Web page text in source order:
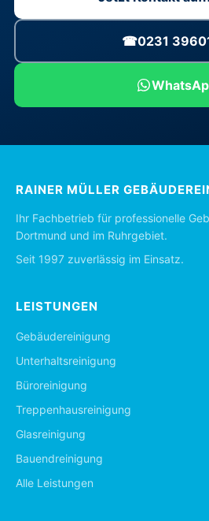
☎0231
RAINER MÜLLER
Ihr Fachbetrieb für professionelle
Dortmund und im Ruhrgebiet.
Seit 1997 zuverlässig im Einsatz.
LEISTUNGEN
Gebäudereinigung
Unterhaltsreinigung
Büroreinigung
Treppenhausreinigung
Glasreinigung
Bauendreinigung
Alle Leistungen